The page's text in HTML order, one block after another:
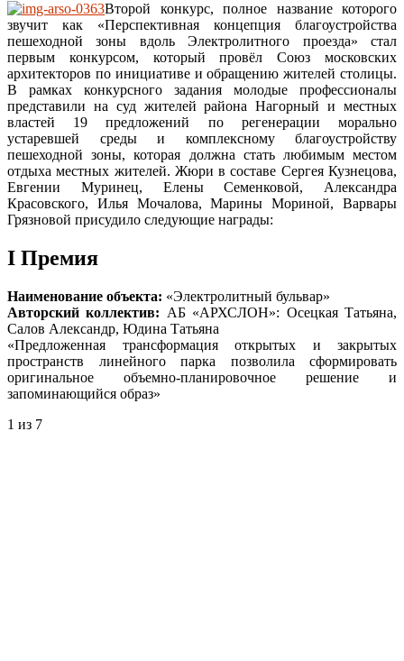
Второй конкурс, полное название которого
звучит как «Перспективная концепция благоустройства
пешеходной зоны вдоль Электролитного проезда» стал
первым конкурсом, который провёл Союз московских
архитекторов по инициативе и обращению жителей столицы.
В рамках конкурсного задания молодые профессионалы
представили на суд жителей района Нагорный и местных
властей 19 предложений по регенерации морально
устаревшей среды и комплексному благоустройству
пешеходной зоны, которая должна стать любимым местом
отдыха местных жителей. Жюри в составе Сергея Кузнецова,
Евгении Муринец, Елены Семенковой, Александра
Красовского, Илья Мочалова, Марины Мориной, Варвары
Грязновой присудило следующие награды:
I Премия
Наименование объекта: «Электролитный бульвар»
Авторский коллектив: АБ «АРХСЛОН»: Осецкая Татьяна,
Салов Александр, Юдина Татьяна
«Предложенная трансформация открытых и закрытых
пространств линейного парка позволила сформировать
оригинальное объемно-планировочное решение и
запоминающийся образ»
1 из 7